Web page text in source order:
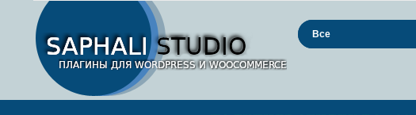
Поиск